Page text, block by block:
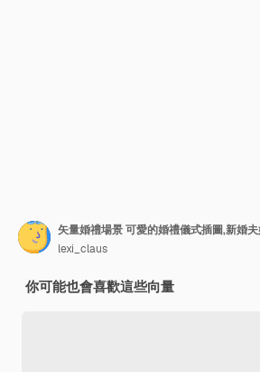
lexi_claus
你可能也會喜歡這些向量